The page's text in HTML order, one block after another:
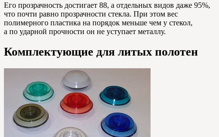
Его прозрачность достигает 88, а отдельных видов даже 95%,
что почти равно прозрачности стекла. При этом вес
полимерного пластика на порядок меньше чем у стекол,
а по ударной прочности он не уступает металлу.
Комплектующие для литых полотен